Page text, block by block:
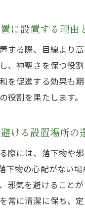
に設置する理由
する際、目線より
、神聖さを保つ役
を促進する効果も
役割を果たします。
ける設置場所の
際には、落下物や
下物の心配がない
邪気を避けること
常に清潔に保ち、